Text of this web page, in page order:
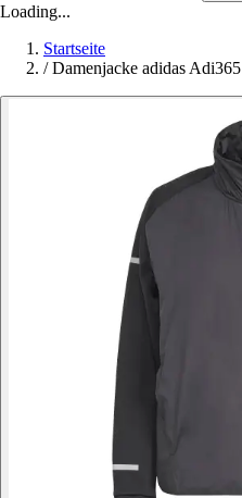
Loading...
Startseite
/ Damenjacke adidas Adi365